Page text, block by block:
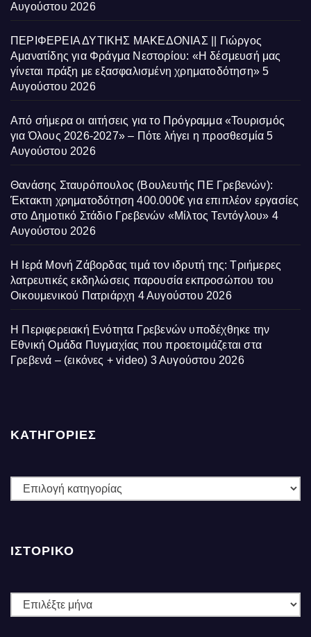
Αυγούστου 2026
ΠΕΡΙΦΕΡΕΙΑ ΔΥΤΙΚΗΣ ΜΑΚΕΔΟΝΙΑΣ || Γιώργος
Αμανατίδης για Φράγμα Νεστορίου: «Η δέσμευσή μας
γίνεται πράξη με εξασφαλισμένη χρηματοδότηση» 5
Αυγούστου 2026
Από σήμερα οι αιτήσεις για το Πρόγραμμα «Τουρισμός
για Όλους 2026-2027» – Πότε λήγει η προσθεσμία 5
Αυγούστου 2026
Θανάσης Σταυρόπουλος (Βουλευτής ΠΕ Γρεβενών):
Έκτακτη χρηματοδότηση 400.000€ για επιπλέον εργασίες
στο Δημοτικό Στάδιο Γρεβενών «Μίλτος Τεντόγλου» 4
Αυγούστου 2026
Η Ιερά Μονή Ζάβορδας τιμά τον ιδρυτή της: Τριήμερες
λατρευτικές εκδηλώσεις παρουσία εκπροσώπου του
Οικουμενικού Πατριάρχη 4 Αυγούστου 2026
Η Περιφερειακή Ενότητα Γρεβενών υποδέχθηκε την
Εθνική Ομάδα Πυγμαχίας που προετοιμάζεται στα
Γρεβενά – (εικόνες + video) 3 Αυγούστου 2026
ΚΑΤΗΓΟΡΙΕΣ
ΚΑΤΗΓΟΡΙΕΣ
ΙΣΤΟΡΙΚΌ
Ιστορικό